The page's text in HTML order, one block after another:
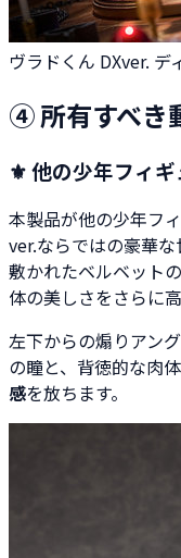
ヴラドくん DXver. デ
④ 所有すべき
⚜ 他の少年フィ
本製品が他の少年フ
ver.ならではの豪華
敷かれたベルベット
体の美しさをさらに高
左下からの煽りアン
の瞳と、背徳的な肉
感を放ちます。